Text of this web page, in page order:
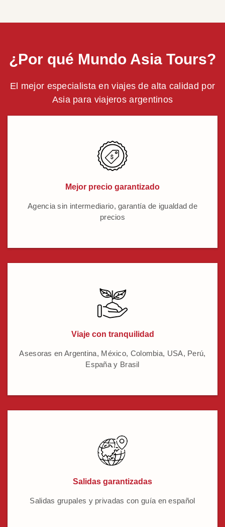
¿Por qué Mundo Asia Tours?
El mejor especialista en viajes de alta calidad por
Asia para viajeros argentinos
Mejor precio garantizado
Agencia sin intermediario, garantía de igualdad de
precios
Viaje con tranquilidad
Asesoras en Argentina, México, Colombia, USA, Perú,
España y Brasil
Salidas garantizadas
Salidas grupales y privadas con guía en español